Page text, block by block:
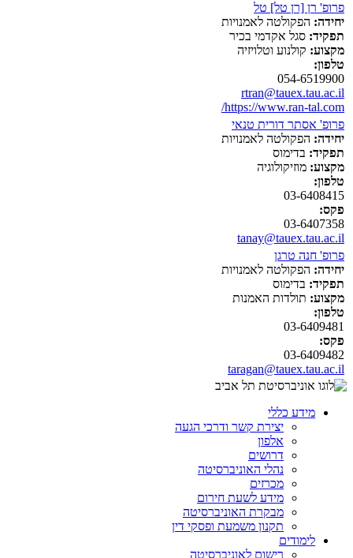
פרופ' רן [רן טל] טל
יחידה: הפקולטה לאמנויות
תפקיד: סגל אקדמי בכיר
מקצוע: קולנוע וטלויזיה
טלפון:
054-6519900
rtran@tauex.tau.ac.il
https://www.ran-tal.com/
פרופ' אסתר דורית טנאי
יחידה: הפקולטה לאמנויות
תפקיד: בדימוס
מקצוע: מוזיקולוגיה
טלפון:
03-6408415
פקס:
03-6407358
tanay@tauex.tau.ac.il
פרופ' חנה טרגן
יחידה: הפקולטה לאמנויות
תפקיד: בדימוס
מקצוע: תולדות האמנות
טלפון:
03-6409481
פקס:
03-6409482
taragan@tauex.tau.ac.il
מידע כללי
יצירת קשר ודרכי הגעה
אלפון
דרושים
נהלי האוניברסיטה
מכרזים
מידע לשעת חירום
מבקרת האוניברסיטה
תקנון משמעת ופסקי דין
לימודים
רישום לאוניברסיטה